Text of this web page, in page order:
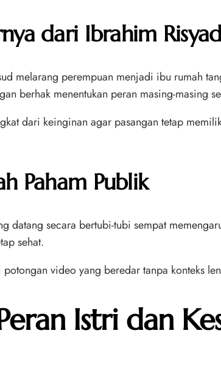
dari Ibrahim Risyad
melarang perempuan menjadi ibu rumah
berhak menentukan peran masing-
dari keinginan agar pasangan tetap
Paham Publik
datang secara bertubi-tubi sempat
sehat.
video yang beredar tanpa konteks
Istri dan